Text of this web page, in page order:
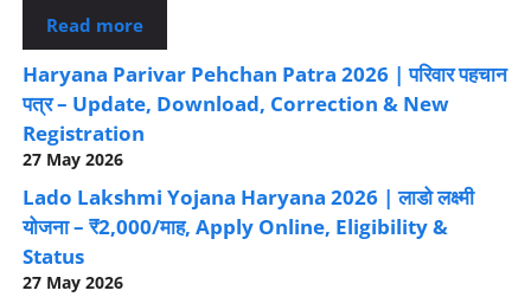
Read more
Haryana Parivar Pehchan Patra 2026 | परिवार पहचान
पत्र – Update, Download, Correction & New
Registration
27 May 2026
Lado Lakshmi Yojana Haryana 2026 | लाडो लक्ष्मी
योजना – ₹2,000/माह, Apply Online, Eligibility &
Status
27 May 2026